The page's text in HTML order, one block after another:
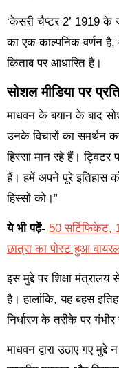
‘केसरी चैप्टर 2’ 1919 के
का एक काल्पनिक वर्णन
किताब पर आधारित है।
सोशल मीडिया पर
माधवन के बयान के बाद
उनके विचारों का समर्थन
हिस्सा मान रहे हैं।
हैं। हमें अपने पूरे इतिहास
हिस्सों को।”
ये भी पढ़ें- 50 सर्टिफिकेट,
छात्रा का पोस्ट हुआ
इस मुद्दे पर शिक्षा
है। हालांकि, यह बहस
निर्धारण के तरीके पर
माधवन द्वारा उठाए गए